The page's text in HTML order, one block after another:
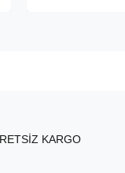
KARGO